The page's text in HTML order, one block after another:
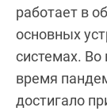
работает в
основных
системах. Во
время
достигало